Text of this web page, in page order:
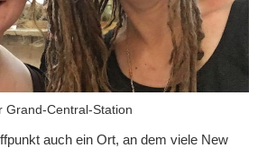
Grand-Central-Station
auch ein Ort, an dem viele New